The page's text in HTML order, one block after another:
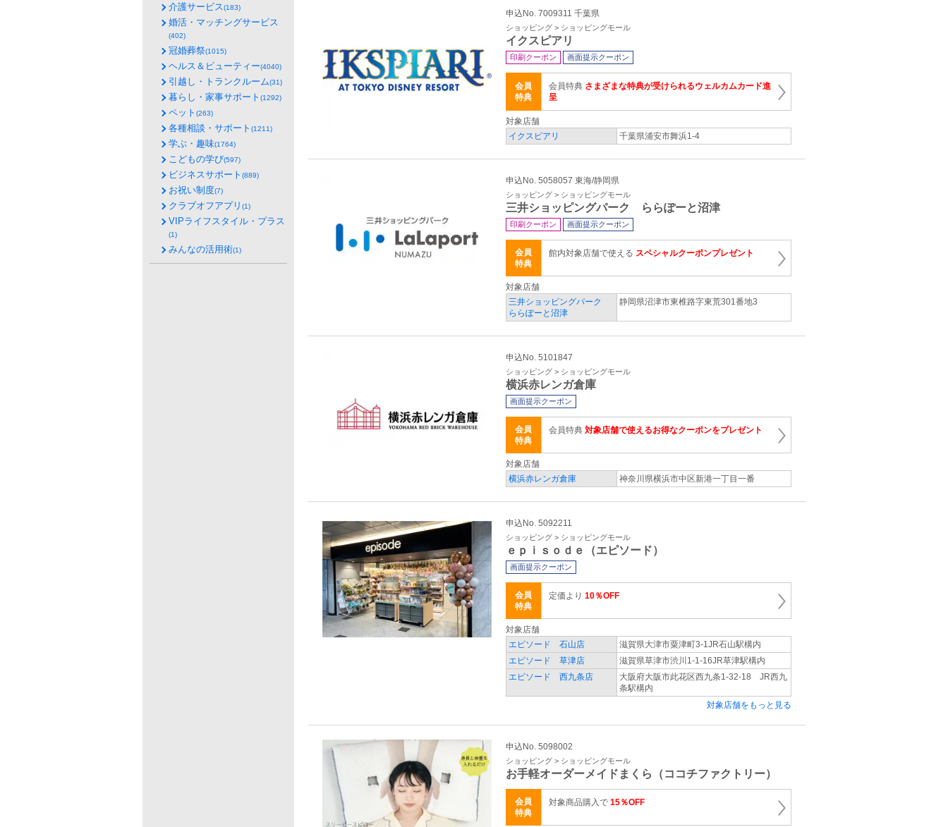
申込No. 7009311 千葉県
ショッピング > ショッピングモール
イクスピアリ
印刷クーポン 画面提示クーポン
会員
特典
会員特典 さまざまな特典が受けられるウェルカムカード進
呈
対象店舗
イクスピアリ
千葉県浦安市舞浜1‐4
申込No. 5058057 東海/静岡県
ショッピング > ショッピングモール
三井ショッピングパーク ららぽーと沼津
印刷クーポン 画面提示クーポン
会員
特典
館内対象店舗で使える スペシャルクーポンプレゼント
対象店舗
三井ショッピングパーク
ららぽーと沼津
静岡県沼津市東椎路字東荒301番地3
申込No. 5101847
ショッピング > ショッピングモール
横浜赤レンガ倉庫
画面提示クーポン
会員
特典
会員特典 対象店舗で使えるお得なクーポンをプレゼント
対象店舗
横浜赤レンガ倉庫
神奈川県横浜市中区新港一丁目一番
申込No. 5092211
ショッピング > ショッピングモール
ｅｐｉｓｏｄｅ（エピソード）
画面提示クーポン
会員
特典
定価より 10％OFF
対象店舗
エピソード 石山店
滋賀県大津市粟津町3-1JR石山駅構内
エピソード 草津店
滋賀県草津市渋川1-1-16JR草津駅構内
エピソード 西九条店
大阪府大阪市此花区西九条1-32-18 JR西九
条駅構内
対象店舗をもっと見る
申込No. 5098002
ショッピング > ショッピングモール
お手軽オーダーメイドまくら（ココチファクトリー）
会員
特典
対象商品購入で 15％OFF
介護サービス(183)
婚活・マッチングサービス
(402)
冠婚葬祭(1015)
ヘルス＆ビューティー(4040)
引越し・トランクルーム(31)
暮らし・家事サポート (1292)
ペット (263)
各種相談・サポート (1211)
学ぶ・趣味(1764)
こどもの学び(597)
ビジネスサポート (889)
お祝い制度(7)
クラブオフアプリ (1)
VIPライフスタイル・プラス
(1)
みんなの活用術(1)